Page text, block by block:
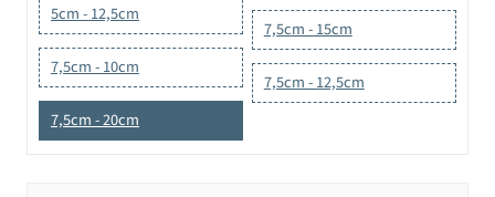
5cm - 12,5cm
7,5cm - 15cm
7,5cm - 10cm
7,5cm - 12,5cm
7,5cm - 20cm